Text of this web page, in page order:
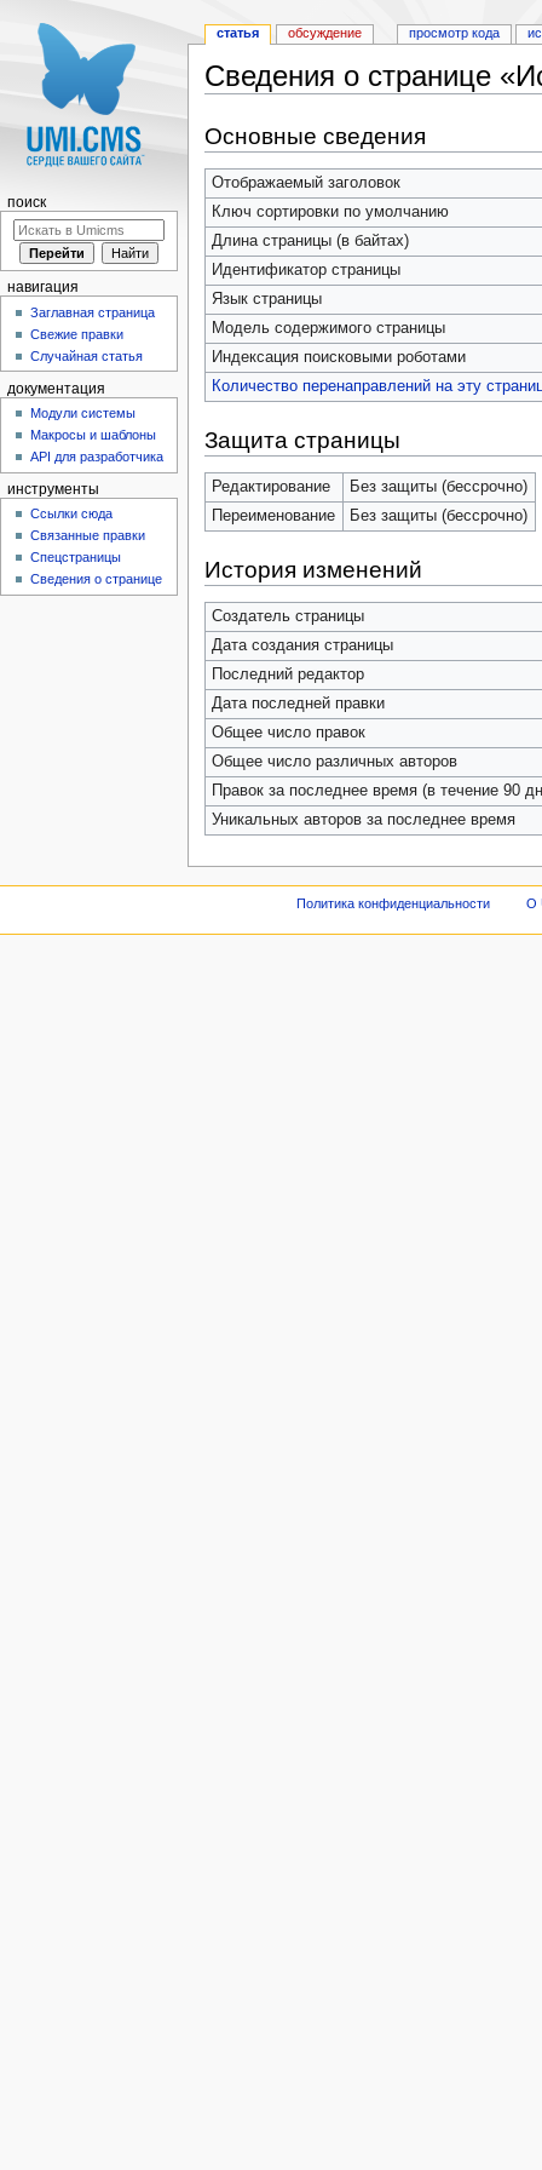
Сведения о странице
Основные сведения
Отображаемый заголовок
Ключ сортировки по умолчанию
Длина страницы (в байтах)
Идентификатор страницы
Язык страницы
Модель содержимого страницы
Индексация поисковыми роботами
Количество перенаправлений на эту
Защита страницы
Редактирование
Без защиты (бессрочно)
Переименование
Без защиты (бессрочно)
История изменений
Создатель страницы
Дата создания страницы
Последний редактор
Дата последней правки
Общее число правок
Общее число различных авторов
Правок за последнее время (в течение 90
Уникальных авторов за последнее время
статья обсуждение просмотр кода
поиск
навигация
Заглавная страница
Свежие правки
Случайная статья
документация
Модули системы
Макросы и шаблоны
API для разработчика
инструменты
Ссылки сюда
Связанные правки
Спецстраницы
Сведения о странице
Политика конфиденциальности О